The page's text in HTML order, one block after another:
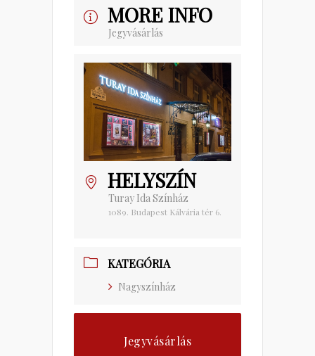
MORE INFO
Jegyvásárlás
HELYSZÍN
Turay Ida Színház
1089. Budapest Kálvária tér 6.
KATEGÓRIA
Nagyszínház
Jegyvásárlás